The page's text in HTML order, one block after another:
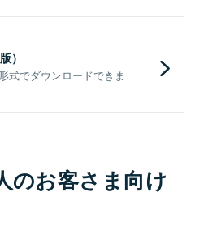
）
式でダウンロードできま
のお客さま向け